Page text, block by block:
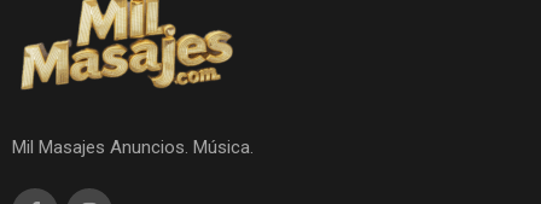
Mil Masajes Anuncios. Música.